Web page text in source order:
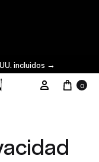
incluidos →
0